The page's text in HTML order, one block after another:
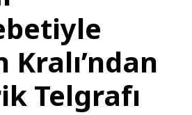
Kralı’ndan
Telgrafı